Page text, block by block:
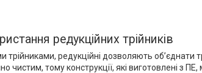
редукційних трійників
трійниками, редукційні дозволяють
чистим, тому конструкції, які виготовлені з